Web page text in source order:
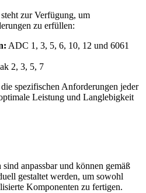
zur Verfügung, um
zu erfüllen:
ADC 1, 3, 5, 6, 10, 12 und 6061
2, 3, 5, 7
spezifischen Anforderungen jeder
Leistung und Langlebigkeit
anpassbar und können gemäß
gestaltet werden, um sowohl
Komponenten zu fertigen.